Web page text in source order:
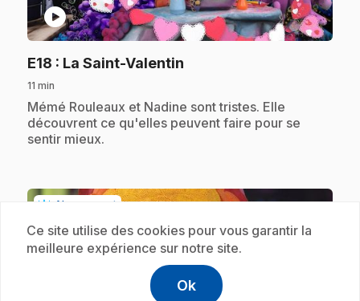
play_circle
E18 : La Saint-Valentin
11 min
.Mémé Rouleaux et Nadine sont tristes. Elle
découvrent ce qu'elles peuvent faire pour se
sentir mieux.
Abonnement
Ce site utilise des cookies pour vous garantir la
meilleure expérience sur notre site.
Ok